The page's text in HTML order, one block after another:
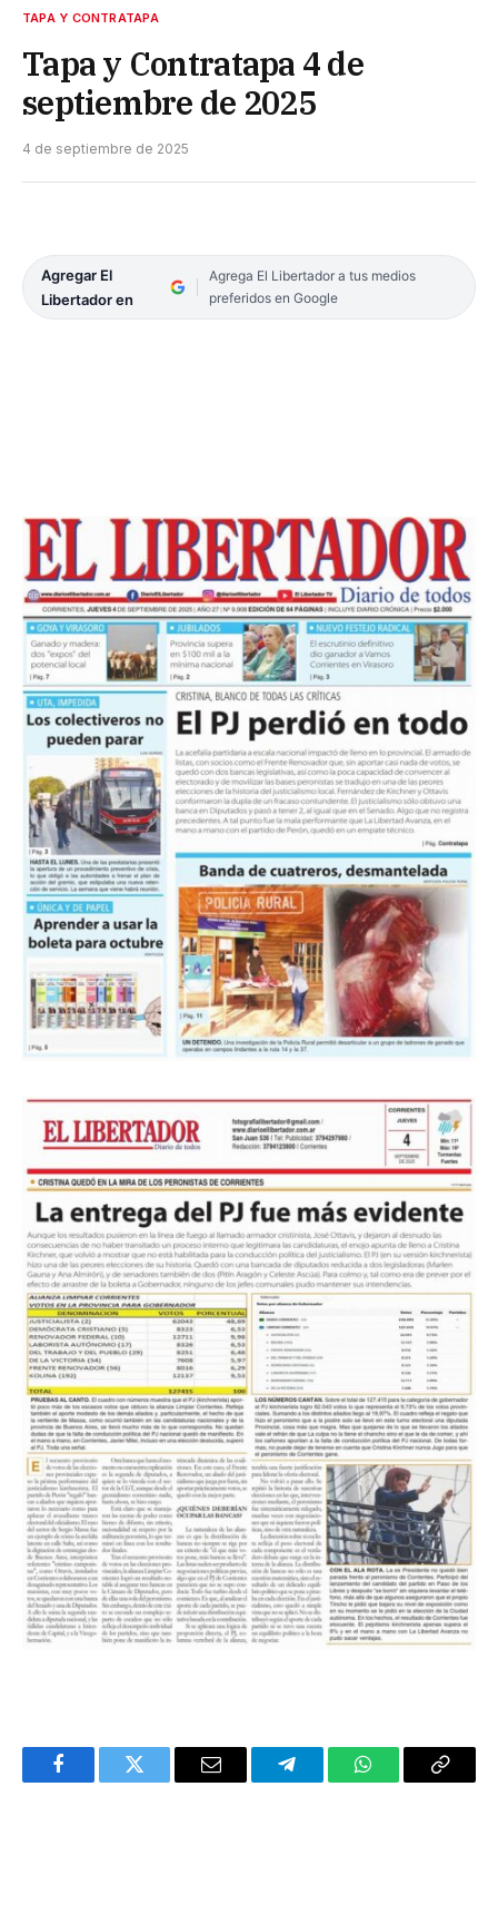
TAPA Y CONTRATAPA
Tapa y Contratapa 4 de
septiembre de 2025
4 de septiembre de 2025
Agregar El
Libertador en
Agrega El Libertador a tus medios
preferidos en Google
FacebookTwitter Email TelegramWhatsAppCopy